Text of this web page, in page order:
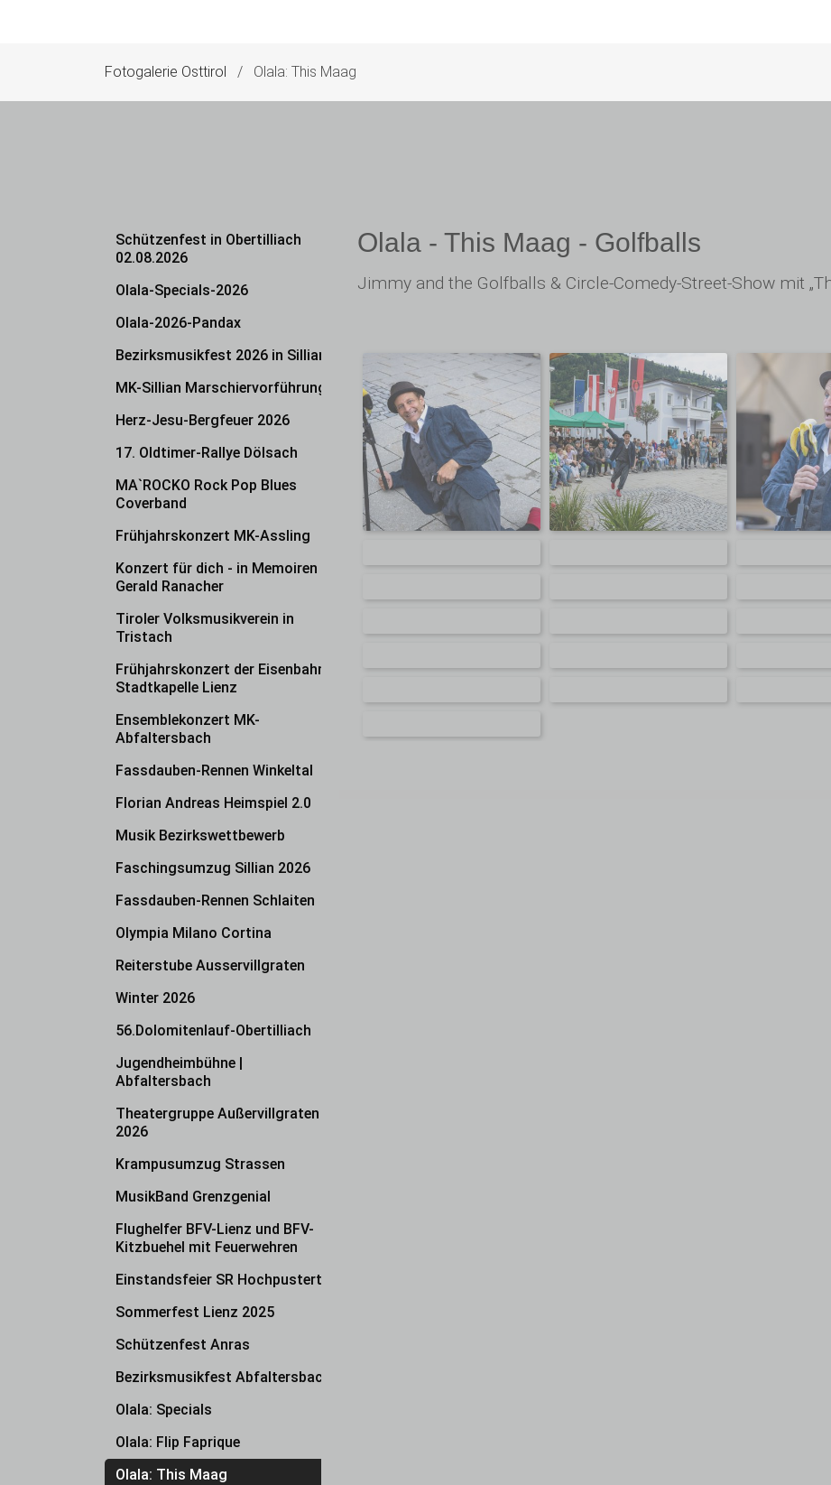
Fotogalerie Osttirol Olala: This Maag
Olala - This Maag - Golfballs
Jimmy and the Golfballs & Circle-Comedy-Street-Show mit
Navigation
überspringen
Schützenfest in Obertilliach
02.08.2026
Olala-Specials-2026
Olala-2026-Pandax
Bezirksmusikfest 2026 in Sillian
MK-Sillian Marschiervorführung
Herz-Jesu-Bergfeuer 2026
17. Oldtimer-Rallye Dölsach
MA`ROCKO Rock Pop Blues
Coverband
Frühjahrskonzert MK-Assling
Konzert für dich - in Memoiren
Gerald Ranacher
Tiroler Volksmusikverein in
Tristach
Frühjahrskonzert der Eisenbahner
Stadtkapelle Lienz
Ensemblekonzert MK-
Abfaltersbach
Fassdauben-Rennen Winkeltal
Florian Andreas Heimspiel 2.0
Musik Bezirkswettbewerb
Faschingsumzug Sillian 2026
Fassdauben-Rennen Schlaiten
Olympia Milano Cortina
Reiterstube Ausservillgraten
Winter 2026
56.Dolomitenlauf-Obertilliach
Jugendheimbühne |
Abfaltersbach
Theatergruppe Außervillgraten
2026
Krampusumzug Strassen
MusikBand Grenzgenial
Flughelfer BFV-Lienz und BFV-
Kitzbuehel mit Feuerwehren
Einstandsfeier SR Hochpustertal
Sommerfest Lienz 2025
Schützenfest Anras
Bezirksmusikfest Abfaltersbach
Olala: Specials
Olala: Flip Faprique
Olala: This Maag